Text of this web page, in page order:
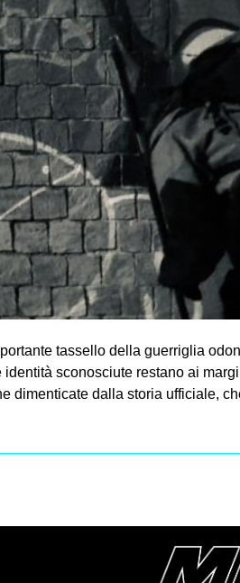
tassello della guerriglia
sconosciute restano ai
dimenticate dalla storia ufficiale,